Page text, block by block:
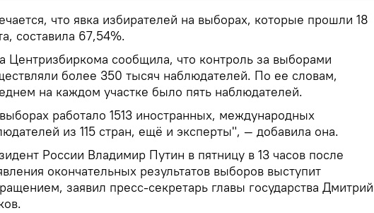
что явка избирателей на выборах, которые прошли 18
составила 67,54%.
Центризбиркома сообщила, что контроль за выборами
более 350 тысяч наблюдателей. По ее словам,
на каждом участке было пять наблюдателей.
работало 1513 иностранных, международных
из 115 стран, ещё и эксперты", — добавила она.
России Владимир Путин в пятницу в 13 часов после
окончательных результатов выборов выступит
заявил пресс-секретарь главы государства Дмитрий